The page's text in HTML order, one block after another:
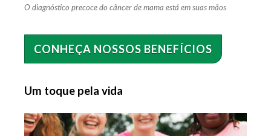
O diagnóstico precoce do câncer de mama está em suas mãos
CONHEÇA NOSSOS BENEFÍCIOS
Um toque pela vida